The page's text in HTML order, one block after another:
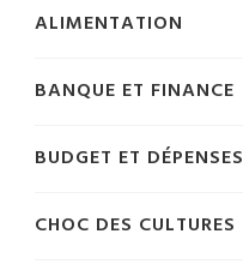
ALIMENTATION
BANQUE ET FINANCE
BUDGET ET DÉPENSES
CHOC DES CULTURES